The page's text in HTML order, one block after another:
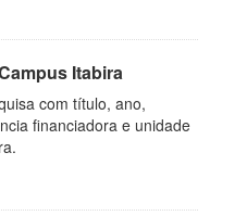
Itabira
com título, ano,
financiadora e unidade